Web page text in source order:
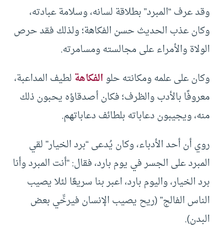
وقد عرف “المبرد” بطلاقة لسانه، وسلامة عبادته،
وكان عذب الحديث حسن الفكاهة؛ ولذلك فقد حرص
الولاة والأمراء على مجالسته ومسامرته.
وكان على علمه ومكانته حلوالفكاهةلطيف المداعبة،
معروفًا بالأدب والظرف؛ فكان أصدقاؤه يحبون ذلك
منه، ويجيبون دعاباته بلطائف دعاباتهم.
روي أن أحد الأدباء، وكان يُدعى “برد الخيار” لقي
المبرد على الجسر في يوم بارد، فقال: “أنت المبرد وأنا
برد الخيار، واليوم بارد، اعبر بنا سريعًا لئلا يصيب
الناس الفالج” (ريح يصيب الإنسان فيرخِّي بعض
البدن).